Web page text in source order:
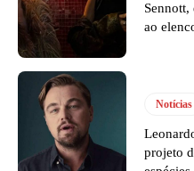
ao
Notícias
projeto